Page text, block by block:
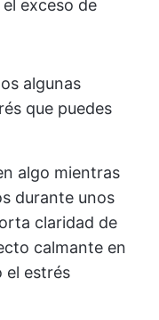
exceso de
algunas
que puedes
algo mientras
durante unos
claridad de
calmante en
el estrés